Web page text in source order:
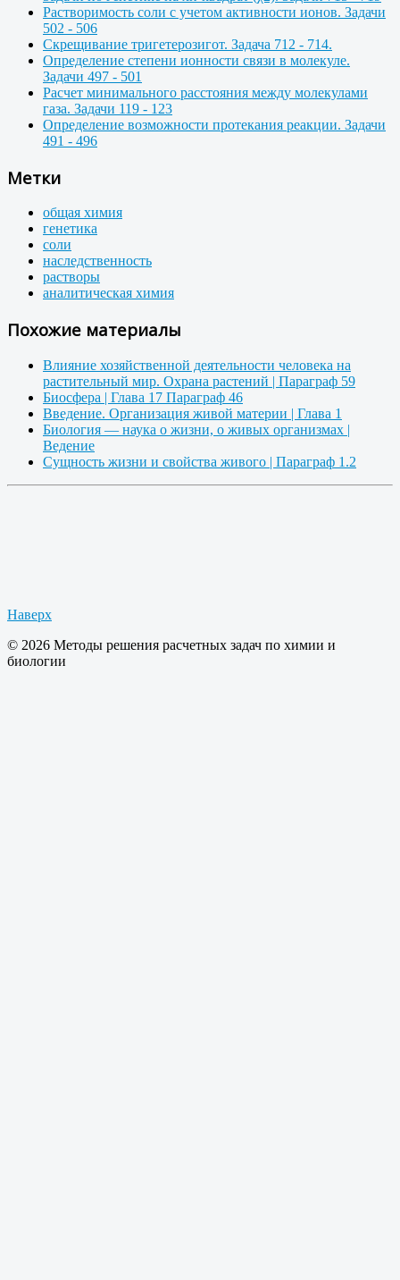
Растворимость соли с учетом активности ионов. Задачи
502 - 506
Скрещивание тригетерозигот. Задача 712 - 714.
Определение степени ионности связи в молекуле.
Задачи 497 - 501
Расчет минимального расстояния между молекулами
газа. Задачи 119 - 123
Определение возможности протекания реакции. Задачи
491 - 496
Метки
общая химия
генетика
соли
наследственность
растворы
аналитическая химия
Похожие материалы
Влияние хозяйственной деятельности человека на
растительный мир. Охрана растений | Параграф 59
Биосфера | Глава 17 Параграф 46
Введение. Организация живой материи | Глава 1
Биология — наука о жизни, о живых организмах |
Ведение
Сущность жизни и свойства живого | Параграф 1.2
Наверх
© 2026 Методы решения расчетных задач по химии и
биологии